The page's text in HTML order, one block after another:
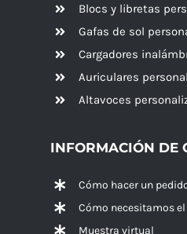
Blocs y libretas
Gafas de sol
Cargadores
Auriculares
Altavoces
INFORMACIÓN DE
Cómo hacer un
Cómo necesitamos
Muestra virtual